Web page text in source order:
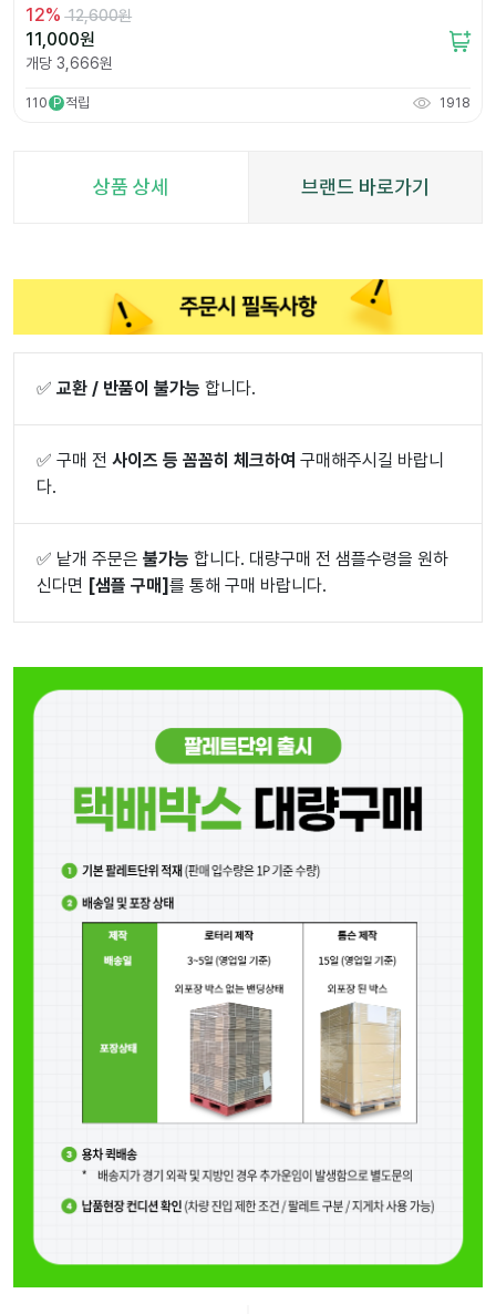
12% 12,600원
11,000원
개당 3,666원
110 P 적립 1918
상품 상세 브랜드 바로가기
✅ 교환 / 반품이 불가능 합니다.
✅ 구매 전 사이즈 등 꼼꼼히 체크하여 구매해주시길 바랍니
다.
✅ 낱개 주문은 불가능 합니다. 대량구매 전 샘플수령을 원하
신다면 [샘플 구매]를 통해 구매 바랍니다.